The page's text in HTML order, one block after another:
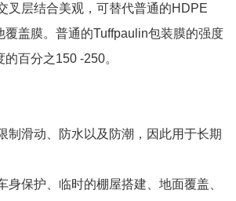
叉层结合美观，可替代普通的HDPE
覆盖膜。普通的Tuffpaulin包装膜的强度
的百分之150 -250。
滑动、防水以及防潮，因此用于长期
身保护、临时的棚屋搭建、地面覆盖、